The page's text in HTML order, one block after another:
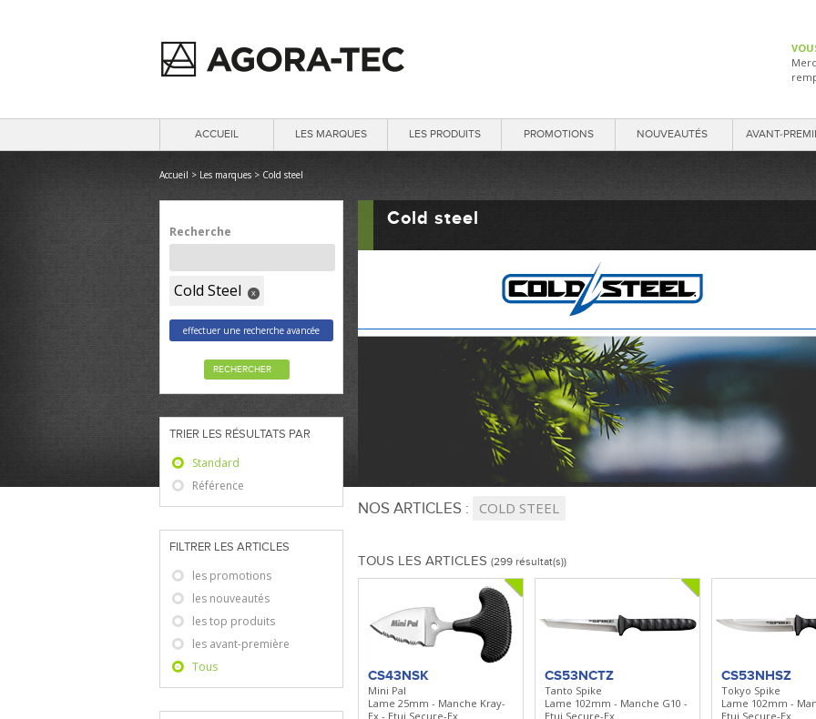
ACCUEIL LES MARQUES LES PRODUITS PROMOTIONS NOUVEAUTÉS AVANT-
Cold steel
Accueil > Les marques > Cold steel
Recherche
Cold Steel x
effectuer une recherche avancée
RECHERCHER
TRIER LES RÉSULTATS PAR
Standard
Référence
FILTRER LES ARTICLES
les promotions
les nouveautés
les top produits
les avant-première
Tous
NOS ARTICLES : COLD STEEL
TOUS LES ARTICLES (299 résultat(s))
CS43NSK
Mini Pal
Lame 25mm - Manche Kray-
Ex - Etui Secure-Ex
CS53NCTZ
Tanto Spike
Lame 102mm - Manche G10 -
Etui Secure-Ex
CS53NHSZ
Tokyo Spike
Lame 102mm -
Etui Secure-Ex